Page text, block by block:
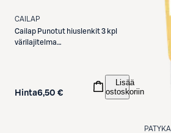
CAILAP
Cailap Punotut hiuslenkit 3 kpl
värilajitelma
Hinta6,50 €
Lisää
ostoskoriin
PATYKA